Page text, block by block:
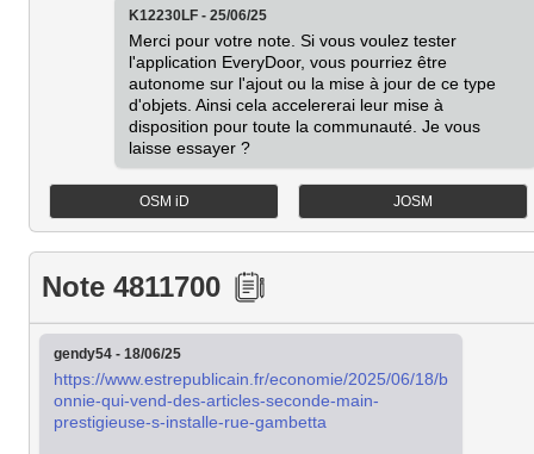
K12230LF - 25/06/25
Merci pour votre note. Si vous voulez tester
l'application EveryDoor, vous pourriez être
autonome sur l'ajout ou la mise à jour de ce type
d'objets. Ainsi cela accelererai leur mise à
disposition pour toute la communauté. Je vous
laisse essayer ?
OSM iD JOSM
Note 4811700
gendy54 - 18/06/25
https://www.estrepublicain.fr/economie/2025/06/18/b
onnie-qui-vend-des-articles-seconde-main-
prestigieuse-s-installe-rue-gambetta